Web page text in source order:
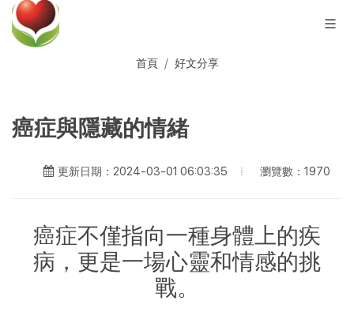
首頁 好文分享
癌症與隱藏的情緒
更新日期：2024-03-01 06:03:35 瀏覽數：1970
癌症不僅指向一種身體上的疾
病，更是一場心靈和情感的挑
戰。